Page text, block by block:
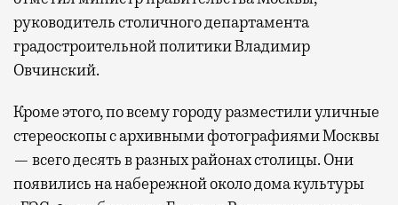
руководитель столичного департамента
градостроительной политики Владимир
Овчинский.
Кроме этого, по всему городу разместили уличные
стереоскопы с архивными фотографиями Москвы
— всего десять в разных районах столицы. Они
появились на набережной около дома культуры